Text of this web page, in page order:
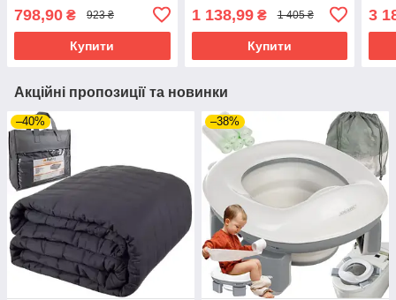
Maaleo 26135
798,90 ₴ 923 ₴
Купити
1 138,99₴ 1 405 ₴
Купити
3
Акційні пропозиції та новинки
–40% –38%